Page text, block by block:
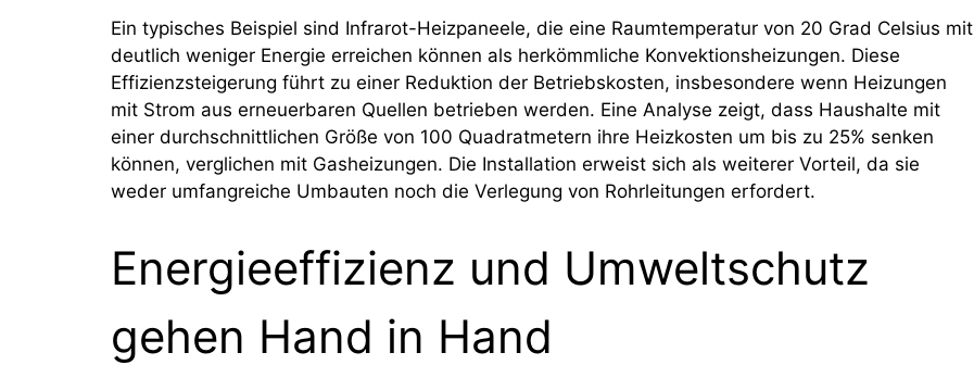
Ein typisches Beispiel sind Infrarot-Heizpaneele, die eine Raumtemperatur von 20 Grad Celsius mit
deutlich weniger Energie erreichen können als herkömmliche Konvektionsheizungen. Diese
Effizienzsteigerung führt zu einer Reduktion der Betriebskosten, insbesondere wenn Heizungen
mit Strom aus erneuerbaren Quellen betrieben werden. Eine Analyse zeigt, dass Haushalte mit
einer durchschnittlichen Größe von 100 Quadratmetern ihre Heizkosten um bis zu 25% senken
können, verglichen mit Gasheizungen. Die Installation erweist sich als weiterer Vorteil, da sie
weder umfangreiche Umbauten noch die Verlegung von Rohrleitungen erfordert.
Energieeffizienz und Umweltschutz
gehen Hand in Hand